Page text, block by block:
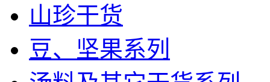
山珍干货
豆、坚果系列